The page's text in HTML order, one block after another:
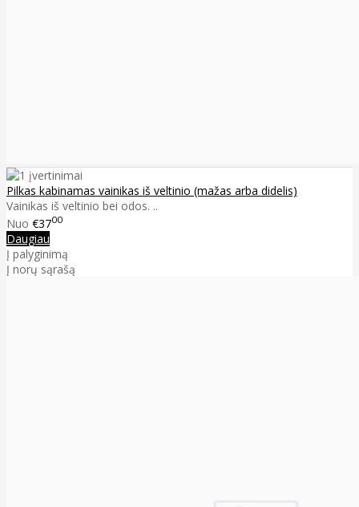
Pilkas kabinamas vainikas iš veltinio (mažas arba didelis)
Vainikas iš veltinio bei odos. ..
Nuo €3700
Daugiau
Į palyginimą
Į norų sąrašą